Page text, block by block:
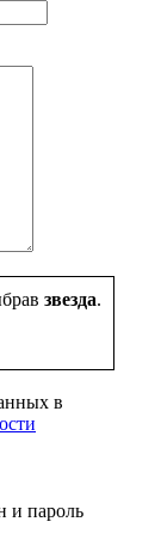
звезда.
в
и пароль